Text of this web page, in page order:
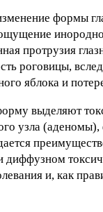
формы
протрузия
роговицы,
яблока и
выделяют
узла
диффузном
и, как